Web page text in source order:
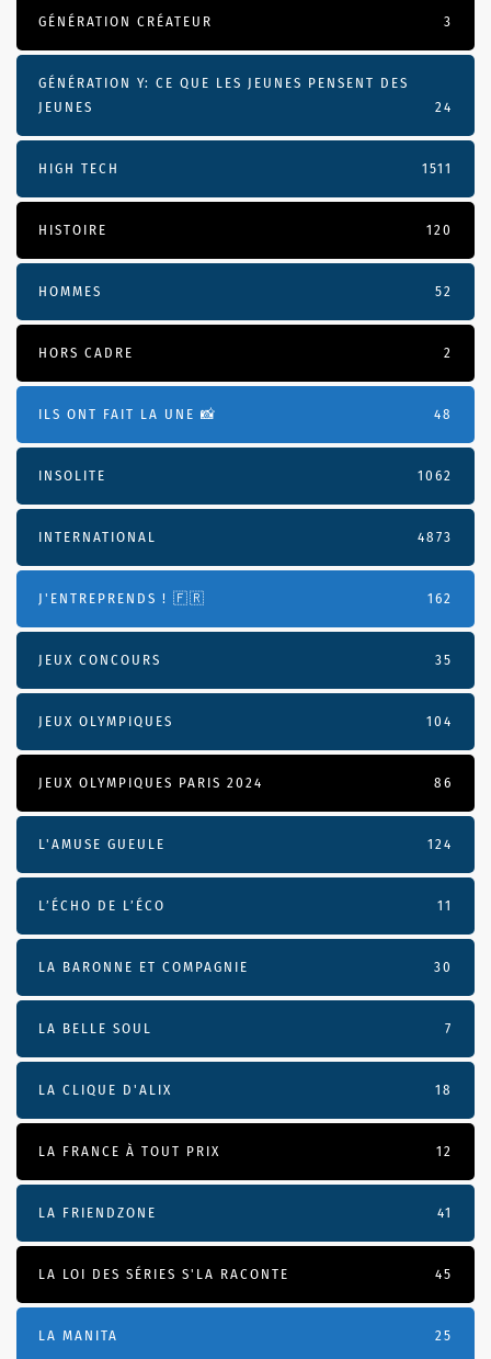
GÉNÉRATION CRÉATEUR 3
GÉNÉRATION Y: CE QUE LES JEUNES PENSENT DES
JEUNES
24
HIGH TECH 1511
HISTOIRE 120
HOMMES 52
HORS CADRE 2
ILS ONT FAIT LA UNE 📸 48
INSOLITE 1062
INTERNATIONAL 4873
J'ENTREPRENDS ! 🇫🇷 162
JEUX CONCOURS 35
JEUX OLYMPIQUES 104
JEUX OLYMPIQUES PARIS 2024 86
L'AMUSE GUEULE 124
L’ÉCHO DE L’ÉCO 11
LA BARONNE ET COMPAGNIE 30
LA BELLE SOUL 7
LA CLIQUE D'ALIX 18
LA FRANCE À TOUT PRIX 12
LA FRIENDZONE 41
LA LOI DES SÉRIES S'LA RACONTE 45
LA MANITA 25